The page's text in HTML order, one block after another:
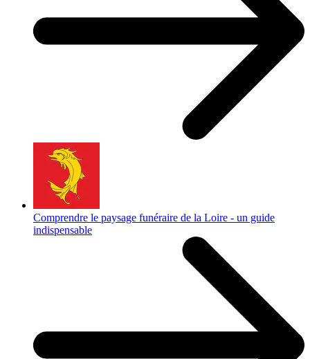
Comprendre le paysage funéraire de la Loire - un guide
indispensable